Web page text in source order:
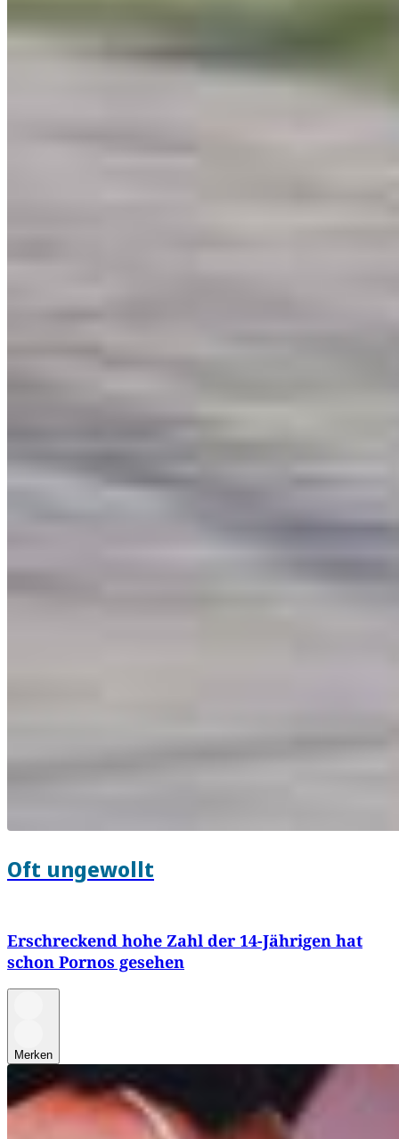
Oft ungewollt
Erschreckend hohe Zahl der 14-Jährigen hat
schon Pornos gesehen
Merken